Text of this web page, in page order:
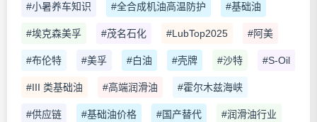
#小暑养车知识 #全合成机油高温防护 #基础油
#埃克森美孚 #茂名石化 #LubTop2025 #阿美
#布伦特 #美孚 #白油 #壳牌 #沙特 #S-Oil
#III 类基础油 #高端润滑油 #霍尔木兹海峡
#供应链 #基础油价格 #国产替代 #润滑油行业